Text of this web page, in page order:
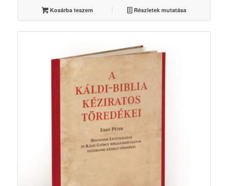
Kosárba teszem Részletek mutatása